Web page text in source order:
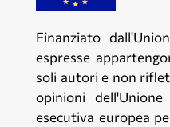
Finanziato
espresse
soli autori e non
opinioni dell'Unione
esecutiva europea